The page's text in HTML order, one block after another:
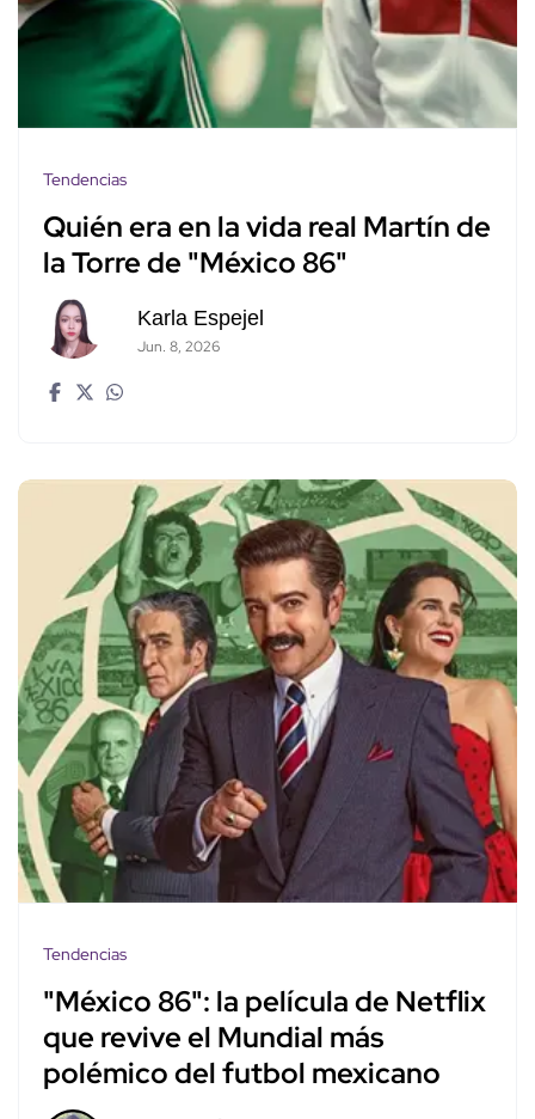
Tendencias
Quién era en la vida real Martín de
la Torre de "México 86"
Karla Espejel
Jun. 8, 2026
Tendencias
"México 86": la película de Netflix
que revive el Mundial más
polémico del futbol mexicano